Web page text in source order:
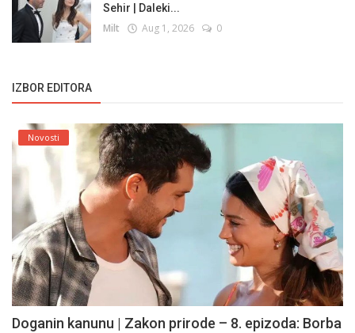
Sehir | Daleki...
Milt Aug 1, 2026 0
IZBOR EDITORA
Novosti
Doganin kanunu | Zakon prirode – 8. epizoda: Borba